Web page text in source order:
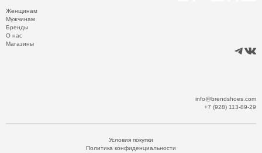
Женщинам
Мужчинам
Бренды
О нас
Магазины
info@brendshoes.com
+7 (928) 113-89-29
Условия покупки
Политика конфиденциальности